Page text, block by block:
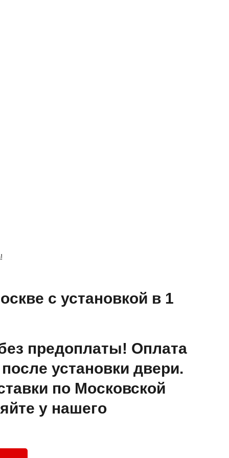
с установкой в 1
предоплаты! Оплата
установки двери.
по Московской
у нашего